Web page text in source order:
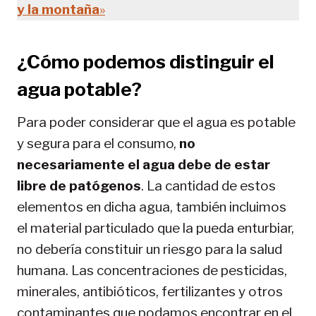
y la montaña»
¿Cómo podemos distinguir el
agua potable?
Para poder considerar que el agua es potable
y segura para el consumo, no
necesariamente el agua debe de estar
libre de patógenos. La cantidad de estos
elementos en dicha agua, también incluimos
el material particulado que la pueda enturbiar,
no debería constituir un riesgo para la salud
humana. Las concentraciones de pesticidas,
minerales, antibióticos, fertilizantes y otros
contaminantes que podamos encontrar en el